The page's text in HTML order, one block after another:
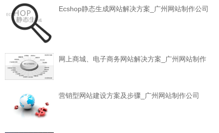
Ecshop静态生成网站解决方案_广州网站制作公司
网上商城、电子商务网站解决方案_广州网站制作
营销型网站建设方案及步骤_广州网站制作公司